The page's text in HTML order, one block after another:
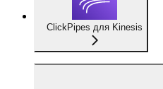
ClickPipes для Kinesis